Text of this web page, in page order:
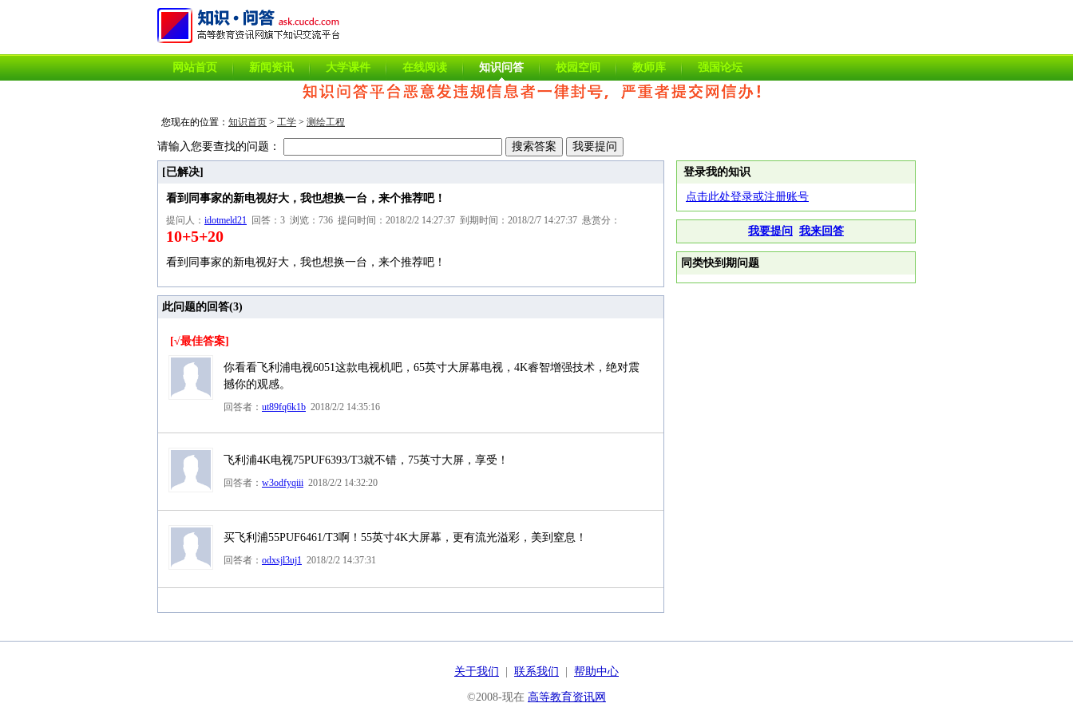
网站首页 新闻资讯 大学课件 在线阅读 知识问答 校园空间 教师库 强国论坛
您现在的位置： 知识首页 > 工学 > 测绘工程
请输入您要查找的问题：
[已解决]
看到同事家的新电视好大，我也想换一台，来个推荐吧！
提问人： idotmeld21 回答：3 浏览：736 提问时间：2018/2/2 14:27:37 到期时间：2018/2/7 14:27:37 悬赏分：
10+5+20
看到同事家的新电视好大，我也想换一台，来个推荐吧！
此问题的回答(3)
[√最佳答案]
你看看飞利浦电视6051这款电视机吧，65英寸大屏幕电视，4K睿智增强技术，绝对震
撼你的观感。
回答者： ut89fq6k1b 2018/2/2 14:35:16
飞利浦4K电视75PUF6393/T3就不错，75英寸大屏，享受！
回答者： w3odfyqiii 2018/2/2 14:32:20
买飞利浦55PUF6461/T3啊！55英寸4K大屏幕，更有流光溢彩，美到窒息！
回答者： odxsjl3uj1 2018/2/2 14:37:31
登录我的知识
点击此处登录或注册账号
我要提问 我来回答
同类快到期问题
关于我们 联系我们 帮助中心
©2008-现在 高等教育资讯网